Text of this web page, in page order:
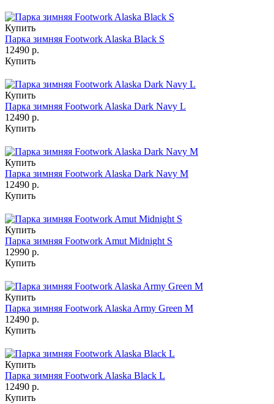
Купить
Парка зимняя Footwork Alaska Black S
12490 р.
Купить
Купить
Парка зимняя Footwork Alaska Dark Navy L
12490 р.
Купить
Купить
Парка зимняя Footwork Alaska Dark Navy M
12490 р.
Купить
Купить
Парка зимняя Footwork Amut Midnight S
12990 р.
Купить
Купить
Парка зимняя Footwork Alaska Army Green M
12490 р.
Купить
Купить
Парка зимняя Footwork Alaska Black L
12490 р.
Купить